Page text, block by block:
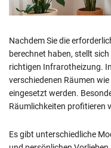
Nachdem Sie die
berechnet haben, stellt
richtigen Infrarotheizung.
verschiedenen Räumen
eingesetzt werden.
Räumlichkeiten profitieren
Es gibt unterschiedliche